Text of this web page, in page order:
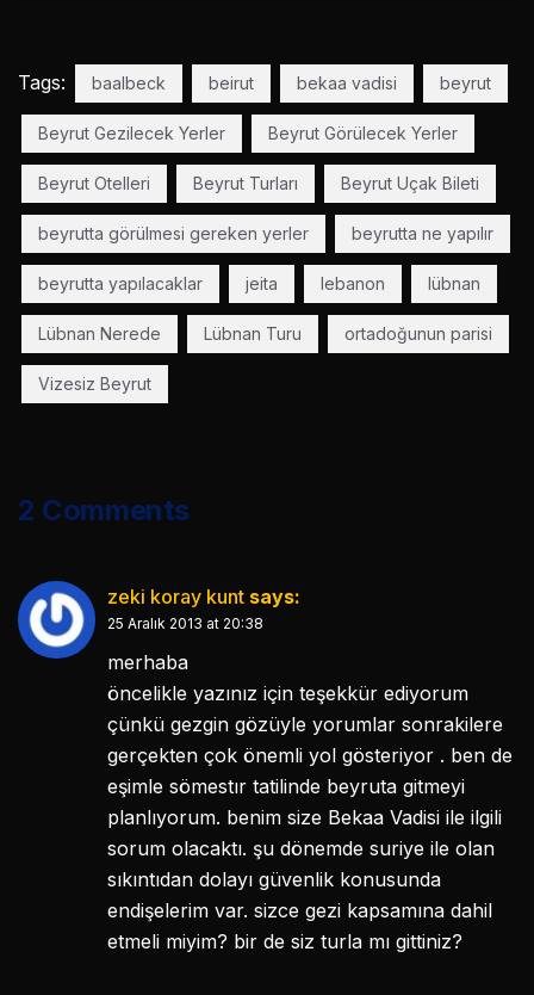
Tags: baalbeck beirut bekaa vadisi beyrut
Beyrut Gezilecek Yerler Beyrut Görülecek Yerler
Beyrut Otelleri Beyrut Turları Beyrut Uçak Bileti
beyrutta görülmesi gereken yerler beyrutta ne yapılır
beyrutta yapılacaklar jeita lebanon lübnan
Lübnan Nerede Lübnan Turu ortadoğunun parisi
Vizesiz Beyrut
2 Comments
zeki koray kunt says:
25 Aralık 2013 at 20:38
merhaba
öncelikle yazınız için teşekkür ediyorum
çünkü gezgin gözüyle yorumlar sonrakilere
gerçekten çok önemli yol gösteriyor . ben de
eşimle sömestır tatilinde beyruta gitmeyi
planlıyorum. benim size Bekaa Vadisi ile ilgili
sorum olacaktı. şu dönemde suriye ile olan
sıkıntıdan dolayı güvenlik konusunda
endişelerim var. sizce gezi kapsamına dahil
etmeli miyim? bir de siz turla mı gittiniz?